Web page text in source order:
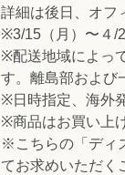
詳細は後日、オフ
※3/15（月）〜４/
※配送地域によっ
す。離島部および
※日時指定、海外
※商品はお買い上
※こちらの「ディ
てお求めいただく